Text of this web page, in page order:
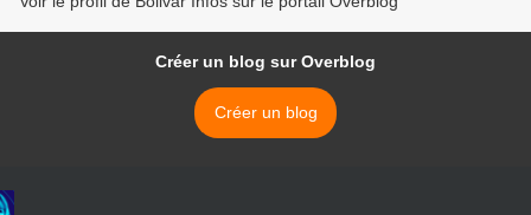
Créer un blog sur Overblog
Créer un blog